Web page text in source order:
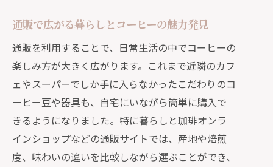
通販で選ぶこだわり豆と暮らしの楽し
み方
暮らしとコーヒーの通販で出会う味わ
いの違い
通販暮らしとコーヒーで広がる豆選び
の世界
通販で叶う自分好みの珈琲豆探しのコ
ツ
通販で広がる暮らしとコーヒーの魅力発見
通販を利用することで、日常生活の中でコーヒーの
楽しみ方が大きく広がります。これまで近隣のカフ
ェやスーパーでしか手に入らなかったこだわりのコ
ーヒー豆や器具も、自宅にいながら簡単に購入で
きるようになりました。特に暮らしと珈琲オンラ
インショップなどの通販サイトでは、産地や焙煎
度、味わいの違いを比較しながら選ぶことができ、